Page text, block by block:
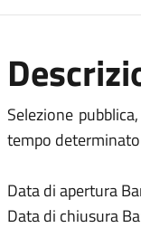
Selezione
tempo
Data di apertura
Data di chiusura